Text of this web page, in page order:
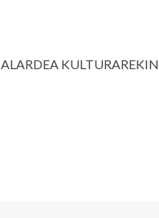
ALARDEA KULTURAREKIN